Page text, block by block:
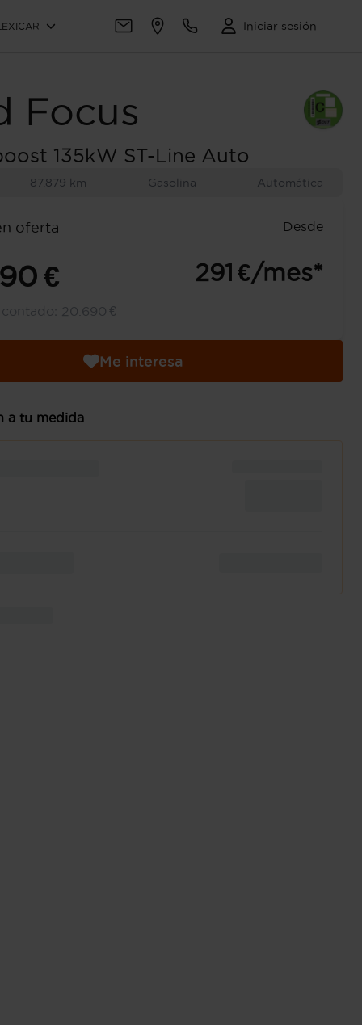
Iniciar sesión
Focus
135kW ST-Line Auto
87.879 km Gasolina Automática
oferta
Desde
€ 291 €/mes*
20.690 €
Me interesa
a tu medida